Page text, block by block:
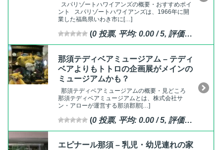
スパリゾートハワイアンズの概要・おすすめポイ
ント スパリゾートハワイアンズは、1966年に開
業した福島県いわき市に[…]
(0 投票, 平均: 0.00 / 5, 評価済
那須テディベアミュージアム – テディ
ベアよりもトトロの企画展がメインの
ミュージアムかも？
那須テディベアミュージアムの概要・見どころ
那須テディベアミュージアムとは、株式会社サ
ン・アローが運営する那須郡那[…]
(0 投票, 平均: 0.00 / 5, 評価済
エピナール那須 – 乳児・幼児連れの家